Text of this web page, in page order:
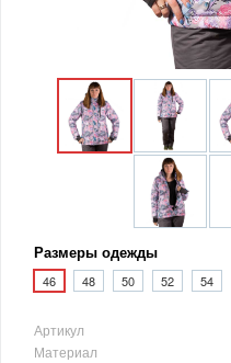
Размеры одежды
46 48 50 52 54
Артикул
Материал